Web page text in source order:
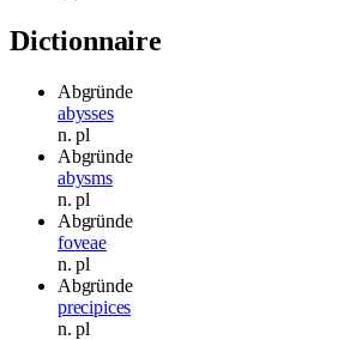
Dictionnaire
Abgründe
abysses
n.pl
Abgründe
abysms
n.pl
Abgründe
foveae
n.pl
Abgründe
precipices
n.pl